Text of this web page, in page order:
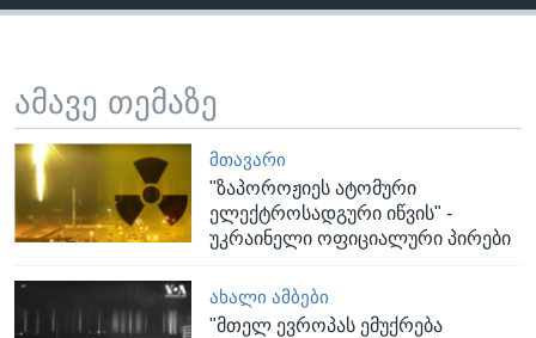
ამავე თემაზე
ᲛᲗᲐᲕᲐᲠᲘ
"ზაპოროჟიეს ატომური
ელექტროსადგური იწვის" -
უკრაინელი ოფიციალური პირები
ᲐᲮᲐᲚᲘ ᲐᲛᲑᲔᲑᲘ
"მთელ ევროპას ემუქრება